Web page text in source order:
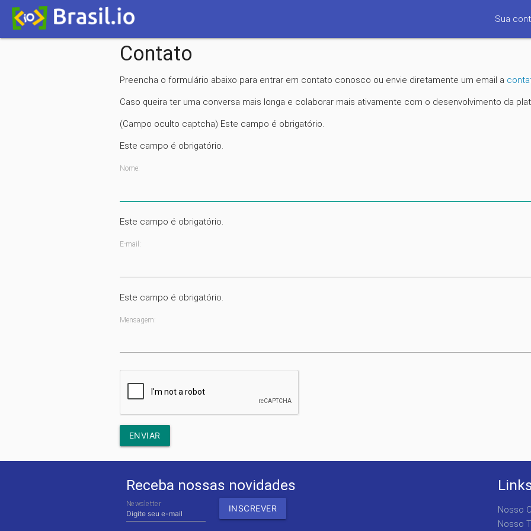
Sua
Contato
Preencha o formulário abaixo para entrar em contato conosco ou envie diretamente um email a
Caso queira ter uma conversa mais longa e colaborar mais ativamente com o desenvolvimento da
(Campo oculto captcha) Este campo é obrigatório.
Este campo é obrigatório.
Nome:
Este campo é obrigatório.
E-mail:
Este campo é obrigatório.
Mensagem:
ENVIAR
Receba nossas novidades
Newsletter
Nosso
Nosso